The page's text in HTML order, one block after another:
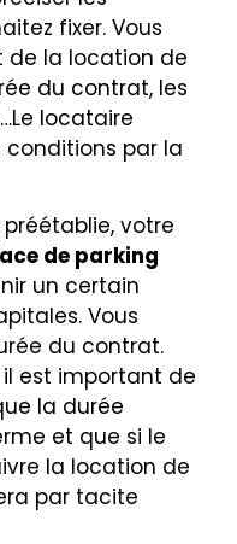
fixer. Vous
de la location de
du contrat, les
locataire
conditions par la
votre
de parking
un certain
Vous
du contrat.
est important de
la durée
et que si le
la location de
par tacite